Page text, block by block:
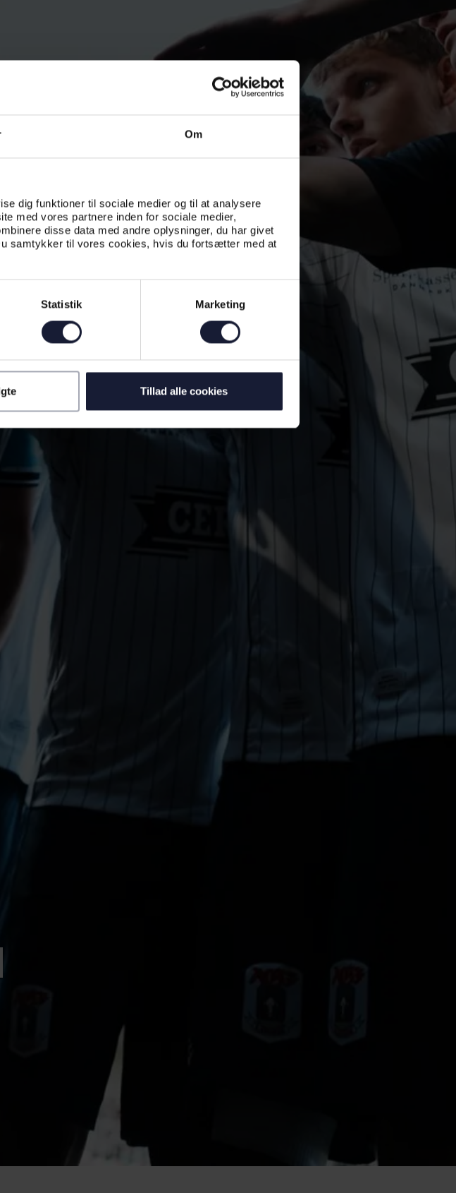
Om
dig funktioner til sociale medier og til at analysere
med vores partnere inden for sociale medier,
disse data med andre oplysninger, du har givet
samtykker til vores cookies, hvis du fortsætter med at
Statistik Marketing
Tillad alle cookies